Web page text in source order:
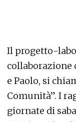
Il progetto-
collaborazione
e Paolo, si
Comunità”. I
giornate di